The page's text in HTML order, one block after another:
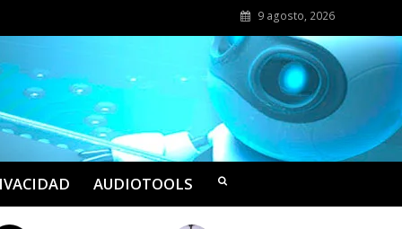
9 agosto, 2026
AUDIOTOOLS